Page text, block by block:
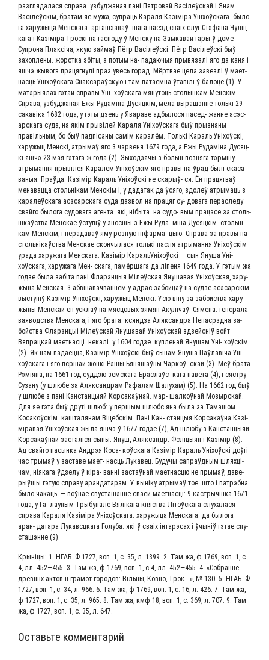
раз­гля­да­ла­ся спра­ва. узбуд­жа­ная пані Пятро­вай Васілеўс­кай і Янам
Васілеўскім, бра­там яе мужа, супра­ць Кара­ля Казі­мі­ра Уні­хоўска­га. было­
га хару­жы­ца Мен­ска­га. аргані­за­ваў- шага наезд сваіх слуг Стэфа­на Чуліц­
ка­га і Казі­мі­ра Тро­скі на гас­по­ду ў Мен­ску на Зам­ка­вай гары ў доме
Супро­на Плак­сі­ча, якую зай­маў Пётр Васілеўскі. Пётр Васілеўскі быў
захопле­ны. жорст­ка збіты, а потым на- пада­ю­чыя пры­вя­за­лі яго да каня і
яшчэ жыво­га пра­цяг­нулі праз увесь горад. Мёрт­вае цела завез­лі ў мает­
на­сць Уні­хоўска­га Снак­са­раўскую і там пата­ем­на ўта­пілі ў бало­це (1). У
мат­э­ры­я­лах гэтай спра­вы Уні- хоўска­га мяну­то­ць столь­ні­кам Мен­скім.
Спра­ва, узбуд­жа­ная Ежы Руда­мі­на Дусяц­кім, мела выра­ш­энне толь­кі 29
сакавіка 1682 года, у гэты дзень у Ява­ра­ве адбы­ло­ся пасед- жанне асэ­с­
ар­ска­га суда, на якім пры­вілей Кара­ля Уні­хоўска­га быў прызна­ны
правіль­ным, бо быў пад­пі­са­ны самім кара­лём. Толь­кі Караль Уні­хоўскі,
хару­жыц Мен­скі, атры­маў яго 3 чэрве­ня 1679 года, а Ежы Руда­мі­на Дусяц­
кі яшчэ 23 мая гэта­га ж года (2). Зыход­зячы з больш позня­га тэр­мі­ну
атры­ман­ня пры­вілея Кара­лем Уні­хоўскім яго пра­вы на ўрад былі ска­са­
ва­ныя. Праў­да. Казі­мір Караль Уні­хоўскі не ска­рыў- ся. Ён пра­ця­г­ваў
мена­вац­ца столь­ні­кам Мен­скім і, у дад­а­так да ўся­го, здо­леў атры­ма­ць з
кара­леўска­га асэ­с­ар­ска­га суда даз­вол на пра­цяг су- дова­га перасле­ду
свай­го было­га судо­ва­га аген­та. які, нібы­та. на судо- вым пра­ц­э­се за столь­
нікаўства Мен­скае ўсту­піў у зносі­ны з Ежы Руда- міна Дусяц­кім. столь­ні­
кам Мен­скім, і пера­да­ваў яму роз­ную інфар­ма- цыю. Спра­ва за пра­вы на
столь­нікаўства Мен­скае скон­чы­ла­ся толь­кі пас­ля атры­ман­ня Уні­хоўскім
ура­да хару­жа­га Мен­ска­га. Казі­мір Караль­Уні­хоўскі — сын Яну­ша Уні­
хоўска­га, хару­жа­га Мен- ска­га, памёр­ша­га да ліпе­ня 1649 года. У гэтым жа
год­зе была забіта пані Флар­эн­цыя Мілеўская Яну­ша­вая Уні­хоўская, хару­
жы­на Мен­ская. 3 абві­на­ва­ч­ван­нем у адрас забой­цаў на суд­зе асэ­с­ар­скім
высту­піў Казі­мір Уні­хоўскі, хару­жыц Мен­скі. Усю віну за забой­ства хару­
жы­ны Мен­скай ён уск­лаў на мяс­цо­вых зямян Акулі­чаў: Сямё­на. ген­сра­ла
ваявод­ства Мен­ска­га, і яго бра­та. ксян­дза Аляк­сандра Непа­ср­эд­на за-
бой­ства Флар­эн­цыі Мілеўс­кай Яну­ша­вай Уні­хоўс­кай здзейс­ніў войт
Вяпрац­кай мает­на­сці. некалі. у 1604 год­зе. куп­ле­най Яну­шам Уні- хоўскім
(2). Як нам пада­ец­ца, Казі­мір Уні­хоўскі быў сынам Яну­ша Паўлаві­ча Уні­
хоўска­га і яго пср­шай жон­кі Рэі­ны Бяня­шаў­ны Чар­коў- скай (3). Меў бра­та
Рэмія­на, на 1661 год суддзю зем­ска­га Браслаўс- кага паве­та (4), і сяст­ру
Суза­ну (у шлю­бе за Аляк­сандрам Рафа­лам Шалу­хам) (5). На 1662 год быў
у шлю­бе з пані Кан­стан­цы­яй Кор­са­каў­най. мар- шал­коў­най Мозыр­скай.
Для яе гэта быў друті шлюб: у пер­шым шлюбс яна была за Тама­шом
Коса­коўскім. каш­та­ля­нам Віцеб­скім. Пані Кан- стан­цыя Кор­са­каў­на Казі­
міра­вая Уні­хоўская жыла яшчэ ў 1677 год­зе (7), Ад шлю­бу з Кан­стан­цы­яй
Кор­са­каў­най засталі­ся сыны: Януш, Аляк­сандр. Фслі­цы­ян і Казі­мір (8).
Ад свай­го пасын­ка Андр­эя Коса- коўска­га Казі­мір Караль Уні­хоўскі доў­гі
час тры­маў у заста­ве мает- насць Лука­вец. Будучы сапраўд­ным шлях­ці­
чам, нія­ка­га ўдзе­лу ў кіра- ван­ні застаў­най мает­на­сцю не пры­маў, даве­
ры­ў­шы гэтую спра­ву аран­да­та­рам. У выніку атры­маў тое. што і патр­эб­на
было чака­ць. — поў­нае спу­ста­ш­энне сва­ёй мает­на­сці: 9 каст­рыч­ніка 1671
года, у Га- лау­ным Тры­бу­на­ле Вяліка­га княст­ва Літоўска­га слу­ха­ла­ся
спра­ва Кара­ля Казі­мі­ра Уні­хоўска­га. хару­жы­ца Мен­ска­га. да было­га
аран- дата­ра Лукав­сц­ка­га Голу­ба. які ў сваіх інтар­э­с­ах і ўчы­ніў гэтае спу-
ста­ш­энне (9).
Кры­ні­цы: 1. НГАБ. Ф 1727, воп. 1, с. 35, л. 1399. 2. Там жа, ф 1769, воп. 1, с.
4, лл. 452—455. 3. Там жа, ф 1769, воп. 1, с.4, лл. 452—455. 4. «Собранне
древн­нх актов н гра­мот горо­дов: Віль­ны, Ков­но, Трок...», № 130. 5. НГАБ. Ф
1727, воп. 1, с. 34, л. 966. 6. Там жа, ф 1769, воп. 1, с. 16, л. 426. 7. Там жа,
ф 1727, воп. 1, с. 35, л. 965. 8. Там жа, кмф 18, воп. 1, с. 369, л. 707. 9. Там
жа, ф 1727, воп. 1, с. 35, л. 647.
Оставьте комментарий